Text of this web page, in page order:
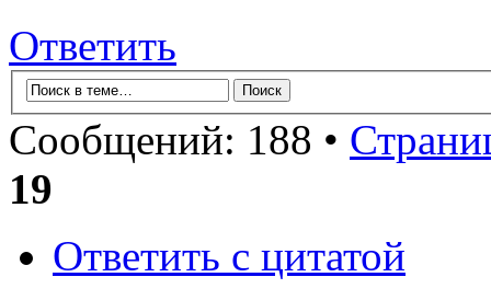
Ответить
Сообщений: 188 •
19
Ответить с цитатой